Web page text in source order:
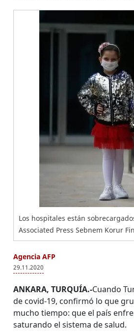
Los hospitales están
Associated Press Sebnem Korur
Agencia AFP
29.11.2020
ANKARA, TURQUÍA.-Cuando
de covid-19, confirmó lo que
mucho tiempo: que el país
saturando el sistema de salud.